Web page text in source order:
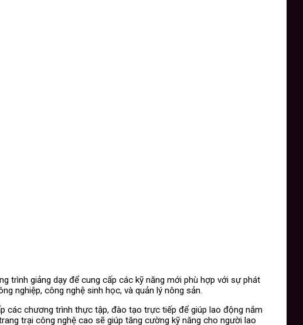
trình giảng dạy để cung cấp các kỹ năng mới phù hợp với sự phát
nghiệp, công nghệ sinh học, và quản lý nông sản.
các chương trình thực tập, đào tạo trực tiếp để giúp lao động nắm
trại công nghệ cao sẽ giúp tăng cường kỹ năng cho người lao